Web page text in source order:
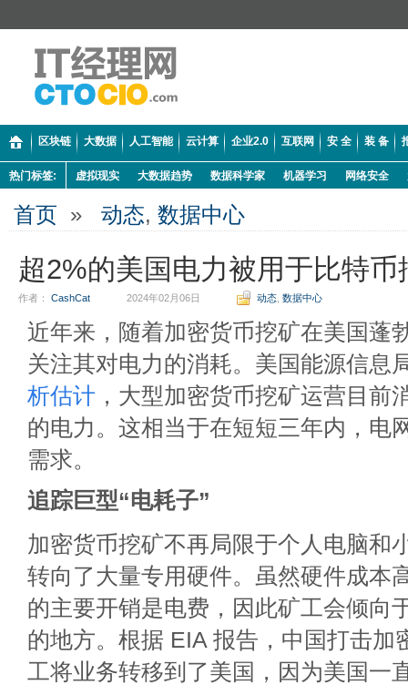
区块链 大数据 人工智能 云计算 企业2.0 互联网 安 全 装 备
热门标签: 虚拟现实 大数据趋势 数据科学家 机器学习 网络安全
首页 » 动态, 数据中心
超2%的美国电力被用于比特币
作者： CashCat 2024年02月06日 动态 数据中心
近年来，随着加密货币挖矿在美国蓬
关注其对电力的消耗。美国能源信息
析估计 ，大型加密货币挖矿运营目前
的电力。这相当于在短短三年内，电
需求。
追踪巨型“电耗子”
加密货币挖矿不再局限于个人电脑和
转向了大量专用硬件。虽然硬件成本
的主要开销是电费，因此矿工会倾向
的地方。根据 EIA 报告，中国打击加
工将业务转移到了美国，因为美国一